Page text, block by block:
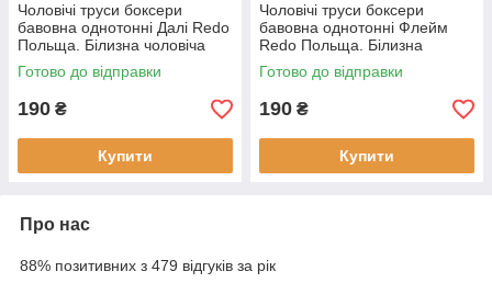
Чоловічі труси боксери
бавовна однотонні Далі Redo
Польща. Білизна чоловіча
боксерками
Готово до відправки
190 ₴
Купити
Чоловічі труси боксери
бавовна однотонні Флейм
Redo Польща. Білизна
чоловіча боксерками
Готово до відправки
190 ₴
Купити
Про нас
88% позитивних з 479 відгуків за рік